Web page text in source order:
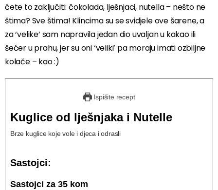
ćete to zaključiti: čokolada, lješnjaci, nutella – nešto ne
štima? Sve štima! Klincima su se svidjele ove šarene, a
za ‘velike’ sam napravila jedan dio uvaljan u kakao ili
šećer u prahu, jer su oni ‘veliki’ pa moraju imati ozbiljne
kolače – kao :)
Ispišite recept
Kuglice od lješnjaka i Nutelle
Brze kuglice koje vole i djeca i odrasli
Sastojci:
Sastojci za 35 kom